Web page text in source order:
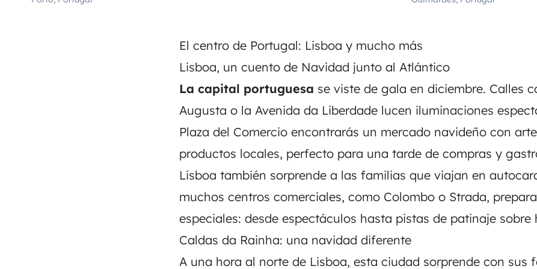
El centro de Portugal: Lisboa y mucho más
Lisboa, un cuento de Navidad junto al Atlántico
La capital portuguesa se viste de gala en diciembre. Calles
Augusta o la Avenida da Liberdade lucen iluminaciones
Plaza del Comercio encontrarás un mercado navideño con
productos locales, perfecto para una tarde de compras y
Lisboa también sorprende a las familias que viajan en
muchos centros comerciales, como Colombo o Strada,
especiales: desde espectáculos hasta pistas de patinaje sobre
Caldas da Rainha: una navidad diferente
A una hora al norte de Lisboa, esta ciudad sorprende con sus